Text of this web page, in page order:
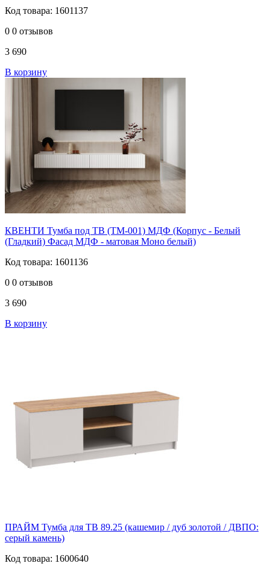
Код товара: 1601137
0 0 отзывов
3 690
В корзину
КВЕНТИ Тумба под ТВ (ТМ-001) МДФ (Корпус - Белый
(Гладкий) Фасад МДФ - матовая Моно белый)
Код товара: 1601136
0 0 отзывов
3 690
В корзину
ПРАЙМ Тумба для ТВ 89.25 (кашемир / дуб золотой / ДВПО:
серый камень)
Код товара: 1600640